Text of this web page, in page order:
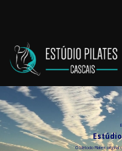
O Método Pilates